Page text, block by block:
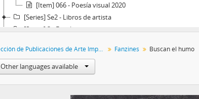
[Item] 066 - Poesía visual 2020
[Series] Se2 - Libros de artista
[Series] 3 - Fotolibros
[Series] 5 - Revistas
[Series] 6 - Pósters
Colección de Publicaciones de Arte Impreso Fanzines Buscan el humo
Other languages available